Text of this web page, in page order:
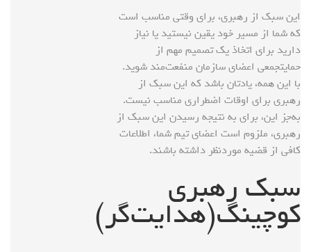
این سبک از رهبری، برای وقتی مناسب است
که شما از مسیر خود یقین نیستید یا نیاز
دارید برای اتخاذ یک تصمیم مهم از
حمایتجمعی اعضای سازمان منفعت‌مند شوید.
با این همه، یادتان باشد که این سبک از
رهبری برای اوقات اضطراری مناسب نیست.
به‌جز این، برای به نتیجه رسیدن این سبک از
رهبری، ملزوم است اعضای تیم شما، اطلاعات
کافی از قضیه موردنظر داشته باشند.
سبک رهبری
کوچینگ(هدایت‌گر)